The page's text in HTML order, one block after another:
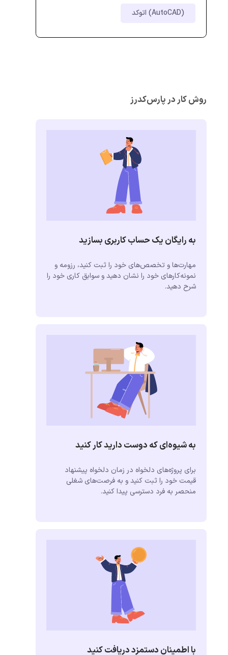
اتوکد (AutoCAD)
روش کار در پارس‌کدرز
به رایگان یک حساب کاربری بسازید
مهارت‌ها و تخصص‌های خود را ثبت کنید، رزومه و
نمونه‌کارهای خود را نشان دهید و سوابق کاری خود را
شرح دهید.
به شیوه‌ای که دوست دارید کار کنید
برای پروژه‌های دلخواه در زمان دلخواه پیشنهاد
قیمت خود را ثبت کنید و به فرصت‌های شغلی
منحصر به فرد دسترسی پیدا کنید.
با اطمینان دستمزد دریافت کنید